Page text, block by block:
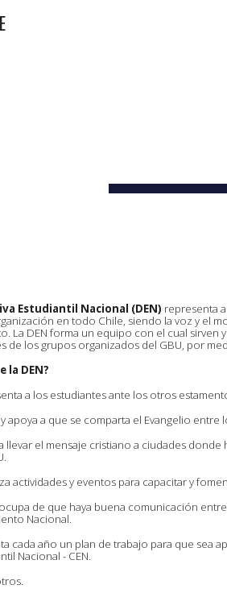
Estudiantil Nacional (DEN) representa
en todo Chile, siendo la voz y el
. La DEN forma un equipo con el cual sirven
de los grupos organizados del GBU, por
la DEN?
a los estudiantes ante los otros
apoya a que se comparta el Evangelio entre
llevar el mensaje cristiano a ciudades
actividades y eventos para capacitar y
de que haya buena comunicación
Nacional.
cada año un plan de trabajo para que sea
Nacional - CEN.